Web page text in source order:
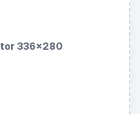
336x280